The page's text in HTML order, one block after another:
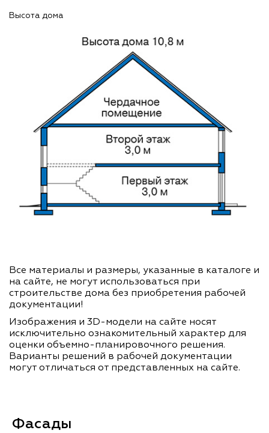
Высота дома
Все материалы и размеры, указанные в каталоге и
на сайте, не могут использоваться при
строительстве дома без приобретения рабочей
документации!
Изображения и 3D-модели на сайте носят
исключительно ознакомительный характер для
оценки объемно-планировочного решения.
Варианты решений в рабочей документации
могут отличаться от представленных на сайте.
Фасады